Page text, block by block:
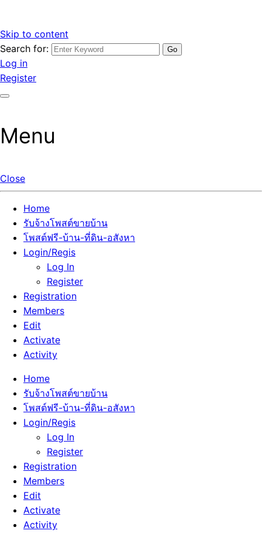
Skip to content
รับจ้างโพสต์ขายบ้านราคาถูก รับโพสต์ลงเว็บขายบ้าน ที่ดิน อสัง
หา โพสต์คุณภาพ ราคาคุ้มค่า แตกต่างกว่า
เว็บไซต์ รับจ้างโพสต์ขายบ้านราคาถูก อสังหา ทีดิน โพสต์ลงเว็บ
ขายบ้าน รับโพสต์ที่ดิน อสังหา เน้นผลงาน รับรองคุณภาพ ติดกู
เกิ้ลหน้าแรกทุกโพสต์ได้จริง ที่เดียวในไทย
Search for:
Log in
Register
Menu
Close
Home
รับจ้างโพสต์ขายบ้าน
โพสต์ฟรี-บ้าน-ที่ดิน-อสังหา
Login/Regis
Log In
Register
Registration
Members
Edit
Activate
Activity
Home
รับจ้างโพสต์ขายบ้าน
โพสต์ฟรี-บ้าน-ที่ดิน-อสังหา
Login/Regis
Log In
Register
Registration
Members
Edit
Activate
Activity